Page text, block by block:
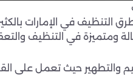
التنظيف في الإمارات
ومتميزة في التنظيف
والتطهير حيث تعمل على